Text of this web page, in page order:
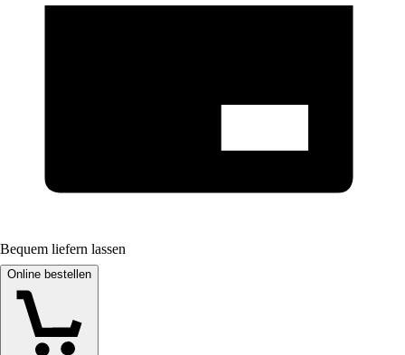
Bequem liefern lassen
Online bestellen